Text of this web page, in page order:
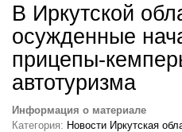
В Иркутской
осужденные
прицепы-
автотуризма
Информация о материале
Категория: Новости Иркутская